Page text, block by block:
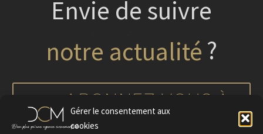
Gérer le consentement aux
cookies
Envie de suivre
notre actualité
nos projets ?
ABONNEZ-VOUS À
NOTRE NEWSLETTER